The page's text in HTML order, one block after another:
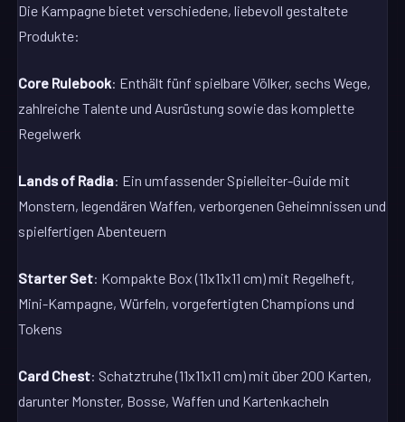
Die Kampagne bietet verschiedene, liebevoll gestaltete
Produkte:
Core Rulebook: Enthält fünf spielbare Völker, sechs Wege,
zahlreiche Talente und Ausrüstung sowie das komplette
Regelwerk
Lands of Radia: Ein umfassender Spielleiter-Guide mit
Monstern, legendären Waffen, verborgenen Geheimnissen und
spielfertigen Abenteuern
Starter Set: Kompakte Box (11x11x11 cm) mit Regelheft,
Mini-Kampagne, Würfeln, vorgefertigten Champions und
Tokens
Card Chest: Schatztruhe (11x11x11 cm) mit über 200 Karten,
darunter Monster, Bosse, Waffen und Kartenkacheln